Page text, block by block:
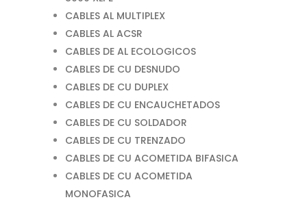
CABLES AL MULTIPLEX
CABLES AL ACSR
CABLES DE AL ECOLOGICOS
CABLES DE CU DESNUDO
CABLES DE CU DUPLEX
CABLES DE CU ENCAUCHETADOS
CABLES DE CU SOLDADOR
CABLES DE CU TRENZADO
CABLES DE CU ACOMETIDA BIFASICA
CABLES DE CU ACOMETIDA
MONOFASICA